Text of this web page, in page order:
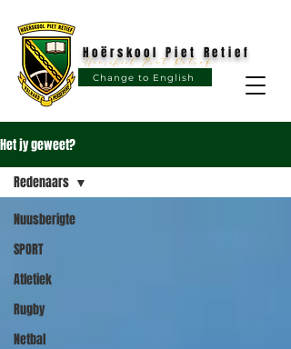
Change to English
Hoërskool Piet Retief
Hoërskool Piet Retief
Het jy geweet?
Nuusberigte
SPORT
Atletiek
Rugby
Netbal
Redenaars